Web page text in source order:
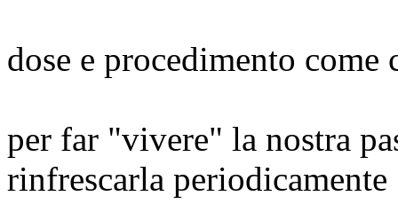
dose e procedimento
per far "vivere" la nostra
rinfrescarla periodicamente